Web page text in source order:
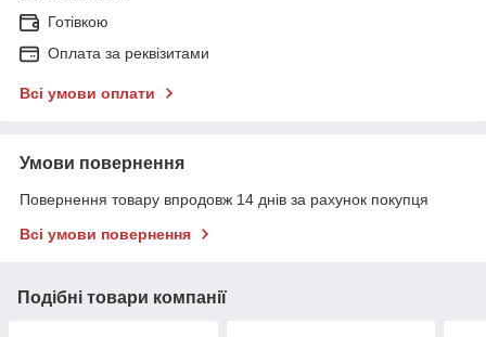
Готівкою
Оплата за реквізитами
Всі умови оплати
Умови повернення
Повернення товару впродовж 14 днів за рахунок покупця
Всі умови повернення
Подібні товари компанії